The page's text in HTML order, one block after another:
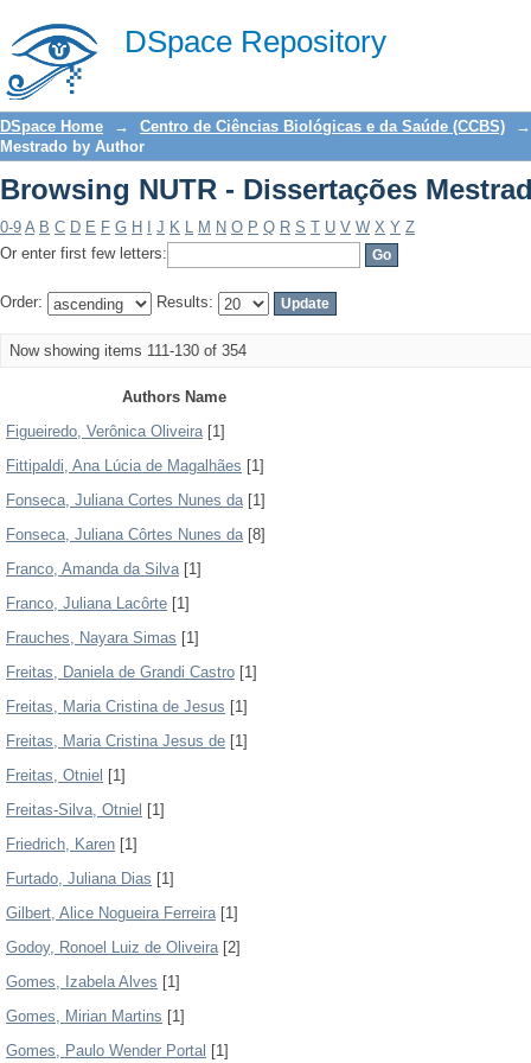
DSpace Repository
Browsing NUTR - Dissertações
DSpace Home → Centro de Ciências Biológicas e da Saúde (CCBS)
→
Mestrado by Author
Browsing NUTR - Dissertações
0-9 A B C D E F G H J K L M N O P Q R S T U V W X Y Z
Or enter first few letters:
Order: Results:
Now showing items 111-130 of 354
Authors Name
Figueiredo, Verônica Oliveira[1]
Fittipaldi, Ana Lúcia de Magalhães [1]
Fonseca, Juliana Cortes Nunes da[1]
Fonseca, Juliana Côrtes Nunes da[8]
Franco, Amanda da Silva[1]
Franco, Juliana Lacôrte [1]
Frauches, Nayara Simas [1]
Freitas, Daniela de Grandi Castro [1]
Freitas, Maria Cristina de Jesus [1]
Freitas, Maria Cristina Jesus de [1]
Freitas, Otniel [1]
Freitas-Silva, Otniel [1]
Friedrich, Karen [1]
Furtado, Juliana Dias [1]
Gilbert, Alice Nogueira Ferreira[1]
Godoy, Ronoel Luiz de Oliveira[2]
Gomes, Izabela Alves [1]
Gomes, Mirian Martins [1]
Gomes, Paulo Wender Portal [1]